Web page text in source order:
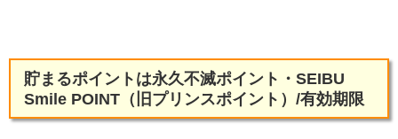
貯まるポイントは永久不滅ポイント・SEIBU
Smile POINT（旧プリンスポイント）/有効期限